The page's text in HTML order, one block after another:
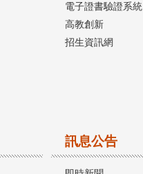
電子證書驗證系統
高教創新
招生資訊網
訊息公告